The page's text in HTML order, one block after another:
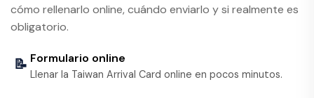
cómo rellenarlo online, cuándo enviarlo y si realmente es
obligatorio.
📝 Formulario online
Llenar la Taiwan Arrival Card online en pocos minutos.